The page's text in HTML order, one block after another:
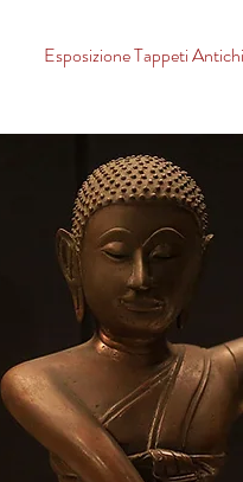
Esposizione Tappeti Antichi